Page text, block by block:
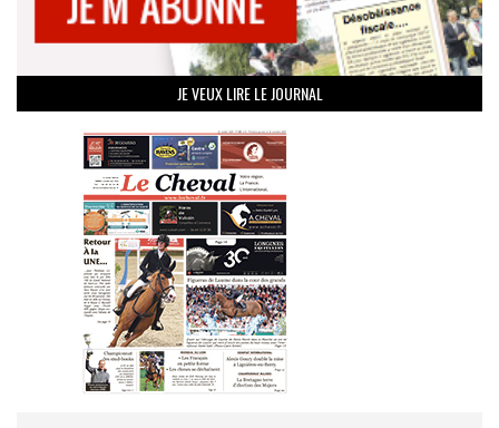
JE VEUX LIRE LE JOURNAL